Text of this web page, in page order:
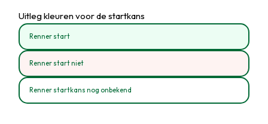
Uitleg kleuren voor de startkans
Renner start
Renner start niet
Renner startkans nog onbekend